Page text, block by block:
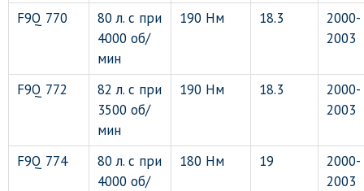
F9Q 770
80 л. с при
4000 об/
мин
190 Нм 18.3
2000-
2003
F9Q 772
82 л. с при
3500 об/
мин
190 Нм 18.3
2000-
2003
F9Q 774
80 л. с при
4000 об/
180 Нм 19
2000-
2003